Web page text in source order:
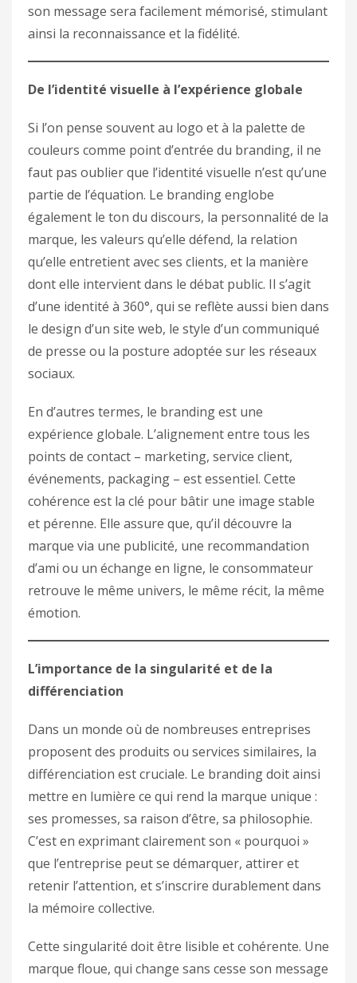
son message sera facilement mémorisé, stimulant
ainsi la reconnaissance et la fidélité.
De l’identité visuelle à l’expérience globale
Si l’on pense souvent au logo et à la palette de
couleurs comme point d’entrée du branding, il ne
faut pas oublier que l’identité visuelle n’est qu’une
partie de l’équation. Le branding englobe
également le ton du discours, la personnalité de la
marque, les valeurs qu’elle défend, la relation
qu’elle entretient avec ses clients, et la manière
dont elle intervient dans le débat public. Il s’agit
d’une identité à 360°, qui se reflète aussi bien dans
le design d’un site web, le style d’un communiqué
de presse ou la posture adoptée sur les réseaux
sociaux.
En d’autres termes, le branding est une
expérience globale. L’alignement entre tous les
points de contact – marketing, service client,
événements, packaging – est essentiel. Cette
cohérence est la clé pour bâtir une image stable
et pérenne. Elle assure que, qu’il découvre la
marque via une publicité, une recommandation
d’ami ou un échange en ligne, le consommateur
retrouve le même univers, le même récit, la même
émotion.
L’importance de la singularité et de la
différenciation
Dans un monde où de nombreuses entreprises
proposent des produits ou services similaires, la
différenciation est cruciale. Le branding doit ainsi
mettre en lumière ce qui rend la marque unique :
ses promesses, sa raison d’être, sa philosophie.
C’est en exprimant clairement son « pourquoi »
que l’entreprise peut se démarquer, attirer et
retenir l’attention, et s’inscrire durablement dans
la mémoire collective.
Cette singularité doit être lisible et cohérente. Une
marque floue, qui change sans cesse son message